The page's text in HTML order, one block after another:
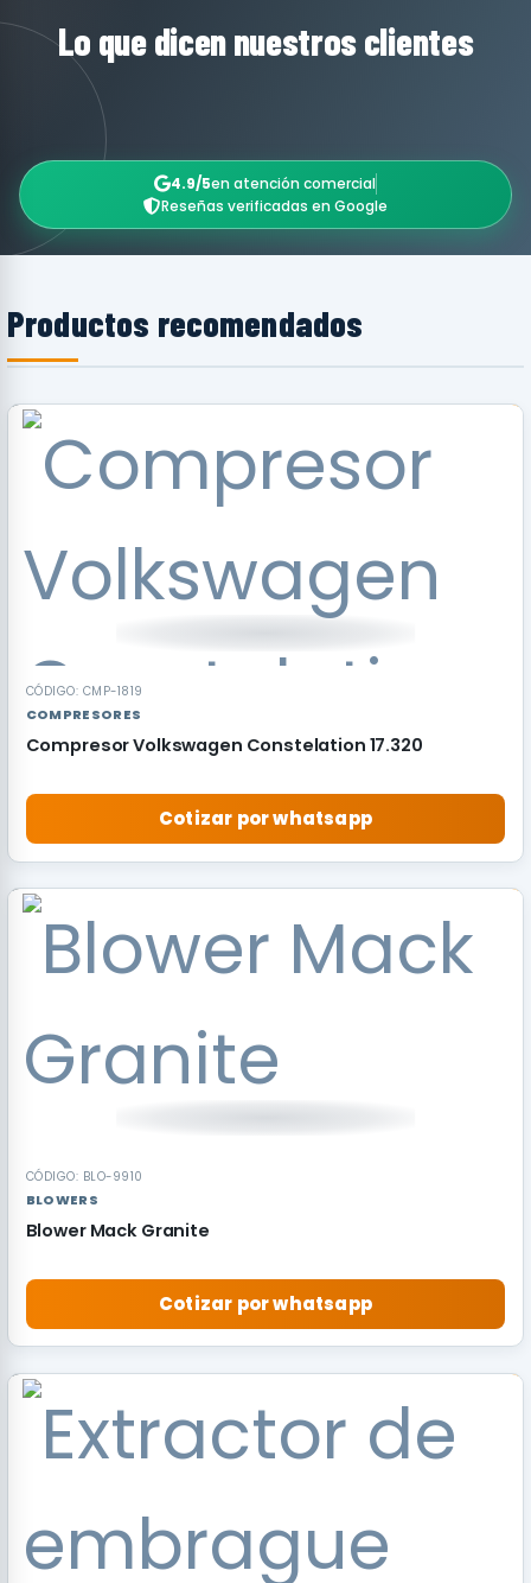
Lo que dicen nuestros clientes
4.9/5en atención comercial
Reseñas verificadas en Google
Productos recomendados
RECOMENDADO
CÓDIGO: CMP-1819
COMPRESORES
Compresor Volkswagen Constelation 17.320
Cotizar por whatsapp
RECOMENDADO
CÓDIGO: BLO-9910
BLOWERS
Blower Mack Granite
Cotizar por whatsapp
RECOMENDADO